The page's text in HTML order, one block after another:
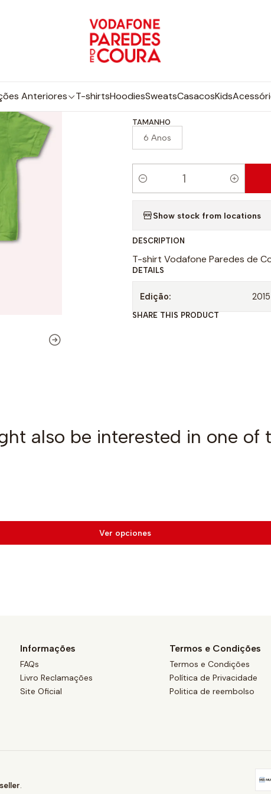
Anteriores T-shirtsHoodiesSweatsCasacosKids
|
T-shirt 2015
TAMANHO
6 Anos
d
Show stock from locations
DESCRIPTION
T-shirt Vodafone Paredes de
DETAILS
Edição: 2015
SHARE THIS PRODUCT
also be interested in one of
Ver opciones
Informações
FAQs
Livro Reclamações
Site Oficial
Termos e Condições
Termos e Condições
Política de Privacidade
Politica de reembolso
.